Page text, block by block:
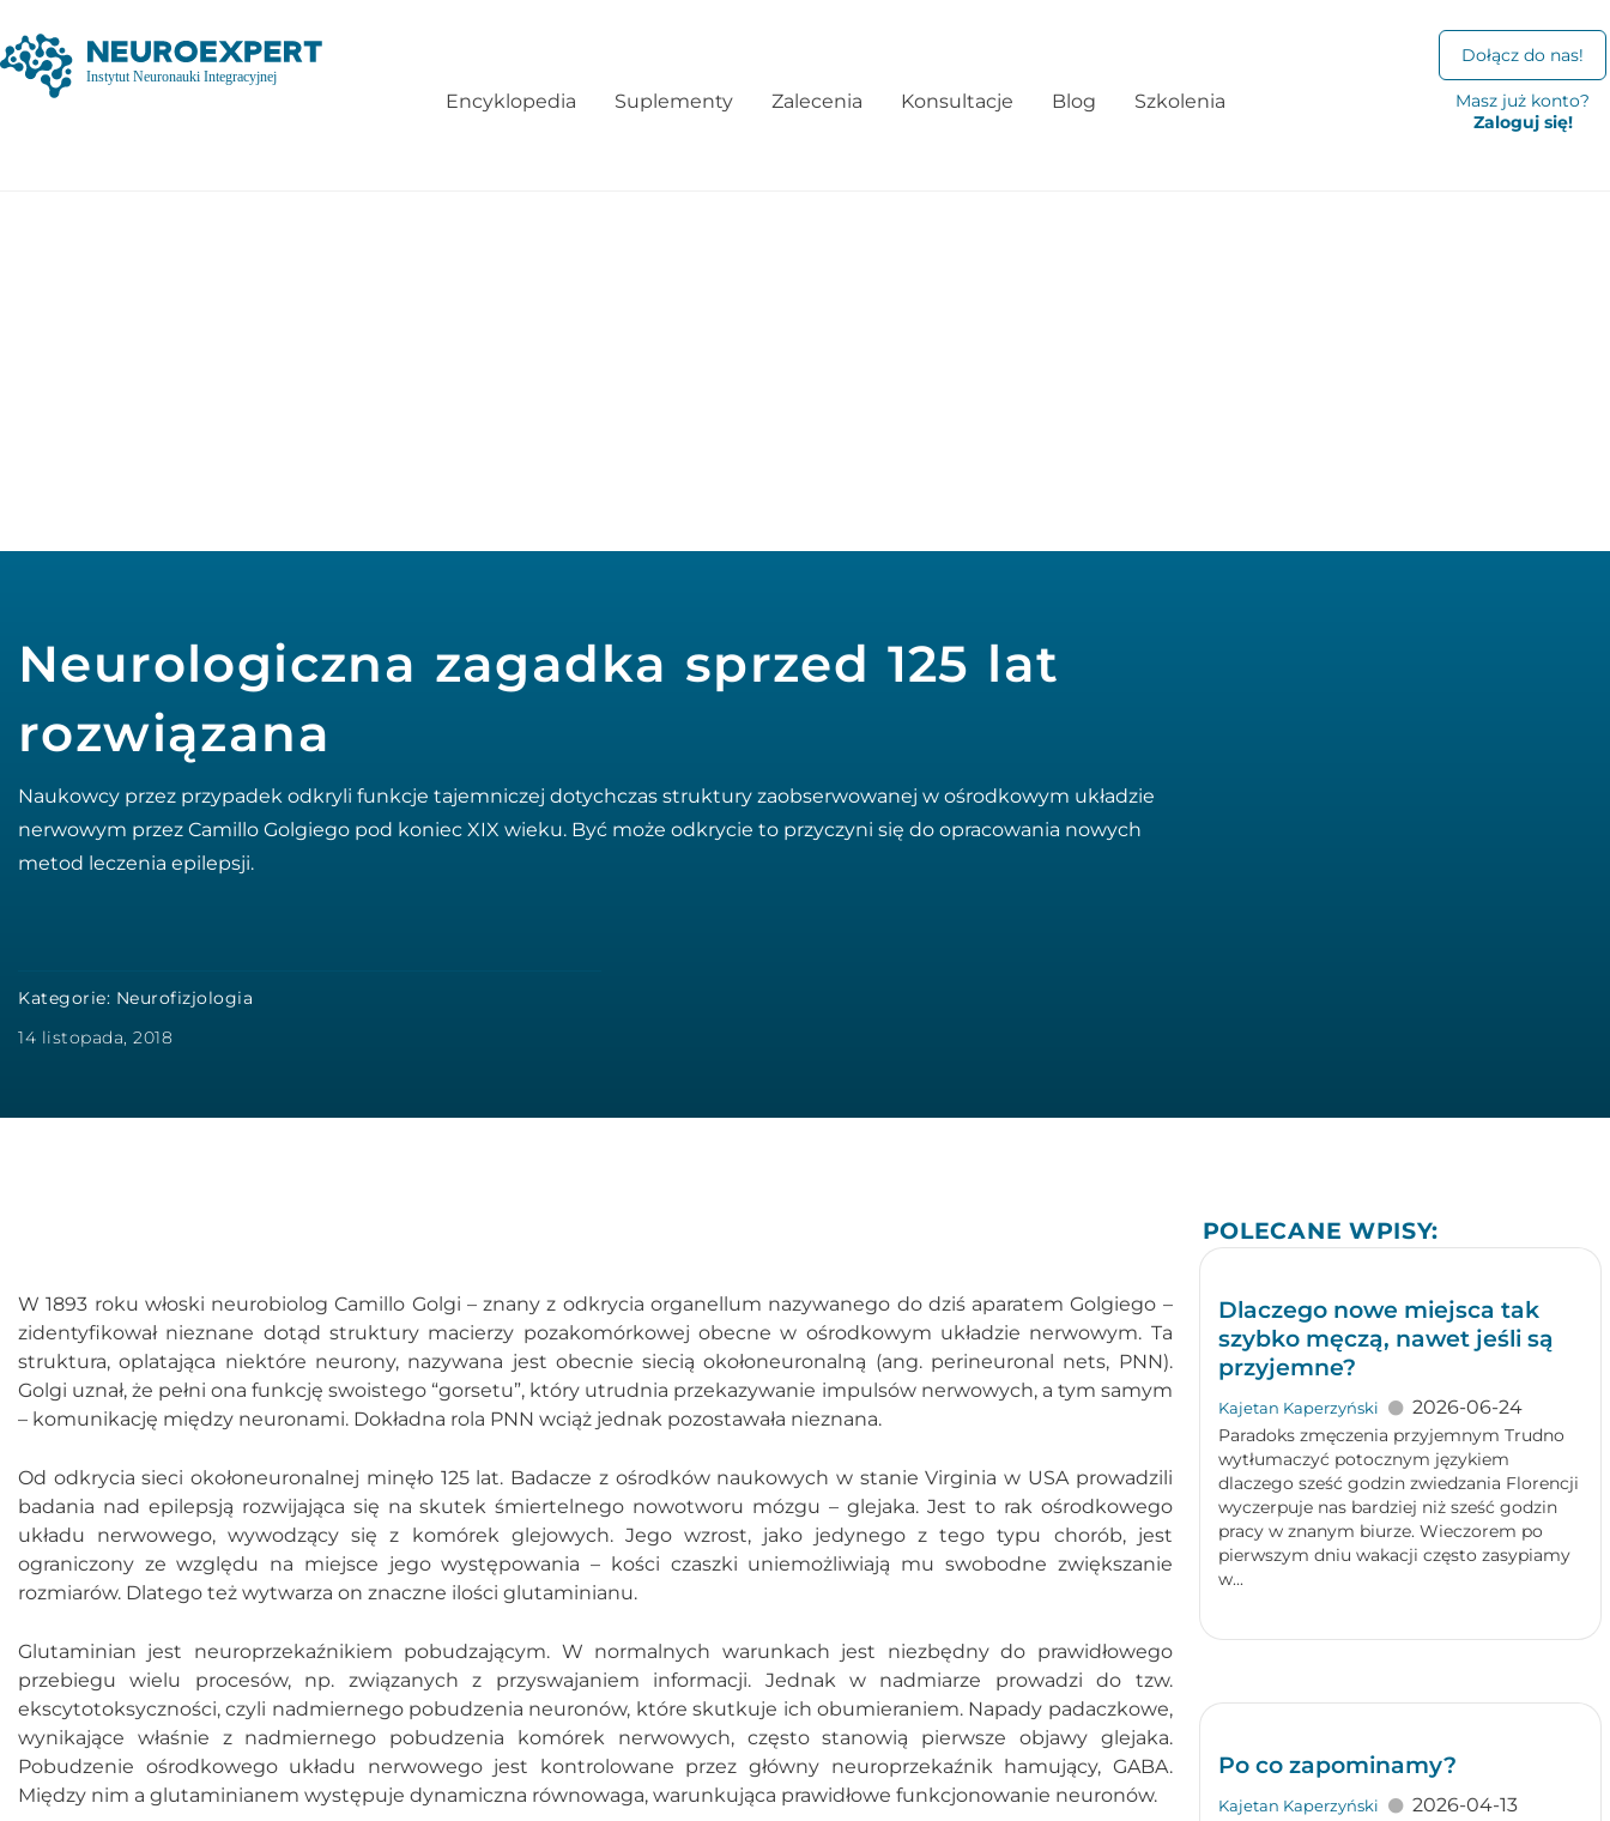
Encyklopedia Suplementy Zalecenia Konsultacje Blog Szkolenia
Dołącz do nas!
Masz już konto?
Zaloguj się!
Neurologiczna zagadka sprzed 125 lat
rozwiązana
Naukowcy przez przypadek odkryli funkcje tajemniczej dotychczas struktury zaobserwowanej w ośrodkowym układzie
nerwowym przez Camillo Golgiego pod koniec XIX wieku. Być może odkrycie to przyczyni się do opracowania nowych
metod leczenia epilepsji.
Kategorie: Neurofizjologia
14 listopada, 2018
W 1893 roku włoski neurobiolog Camillo Golgi – znany z odkrycia organellum nazywanego do dziś aparatem Golgiego –
zidentyfikował nieznane dotąd struktury macierzy pozakomórkowej obecne w ośrodkowym układzie nerwowym. Ta
struktura, oplatająca niektóre neurony, nazywana jest obecnie siecią okołoneuronalną (ang. perineuronal nets, PNN).
Golgi uznał, że pełni ona funkcję swoistego “gorsetu”, który utrudnia przekazywanie impulsów nerwowych, a tym samym
– komunikację między neuronami. Dokładna rola PNN wciąż jednak pozostawała nieznana.
Od odkrycia sieci okołoneuronalnej minęło 125 lat. Badacze z ośrodków naukowych w stanie Virginia w USA prowadzili
badania nad epilepsją rozwijająca się na skutek śmiertelnego nowotworu mózgu – glejaka. Jest to rak ośrodkowego
układu nerwowego, wywodzący się z komórek glejowych. Jego wzrost, jako jedynego z tego typu chorób, jest
ograniczony ze względu na miejsce jego występowania – kości czaszki uniemożliwiają mu swobodne zwiększanie
rozmiarów. Dlatego też wytwarza on znaczne ilości glutaminianu.
Glutaminian jest neuroprzekaźnikiem pobudzającym. W normalnych warunkach jest niezbędny do prawidłowego
przebiegu wielu procesów, np. związanych z przyswajaniem informacji. Jednak w nadmiarze prowadzi do tzw.
ekscytotoksyczności, czyli nadmiernego pobudzenia neuronów, które skutkuje ich obumieraniem. Napady padaczkowe,
wynikające właśnie z nadmiernego pobudzenia komórek nerwowych, często stanowią pierwsze objawy glejaka.
Pobudzenie ośrodkowego układu nerwowego jest kontrolowane przez główny neuroprzekaźnik hamujący, GABA.
Między nim a glutaminianem występuje dynamiczna równowaga, warunkująca prawidłowe funkcjonowanie neuronów.
POLECANE WPISY:
Dlaczego nowe miejsca tak
szybko męczą, nawet jeśli są
przyjemne?
Kajetan Kaperzyński 2026-06-24
Paradoks zmęczenia przyjemnym Trudno
wytłumaczyć potocznym językiem
dlaczego sześć godzin zwiedzania Florencji
wyczerpuje nas bardziej niż sześć godzin
pracy w znanym biurze. Wieczorem po
pierwszym dniu wakacji często zasypiamy
w...
Po co zapominamy?
Kajetan Kaperzyński 2026-04-13